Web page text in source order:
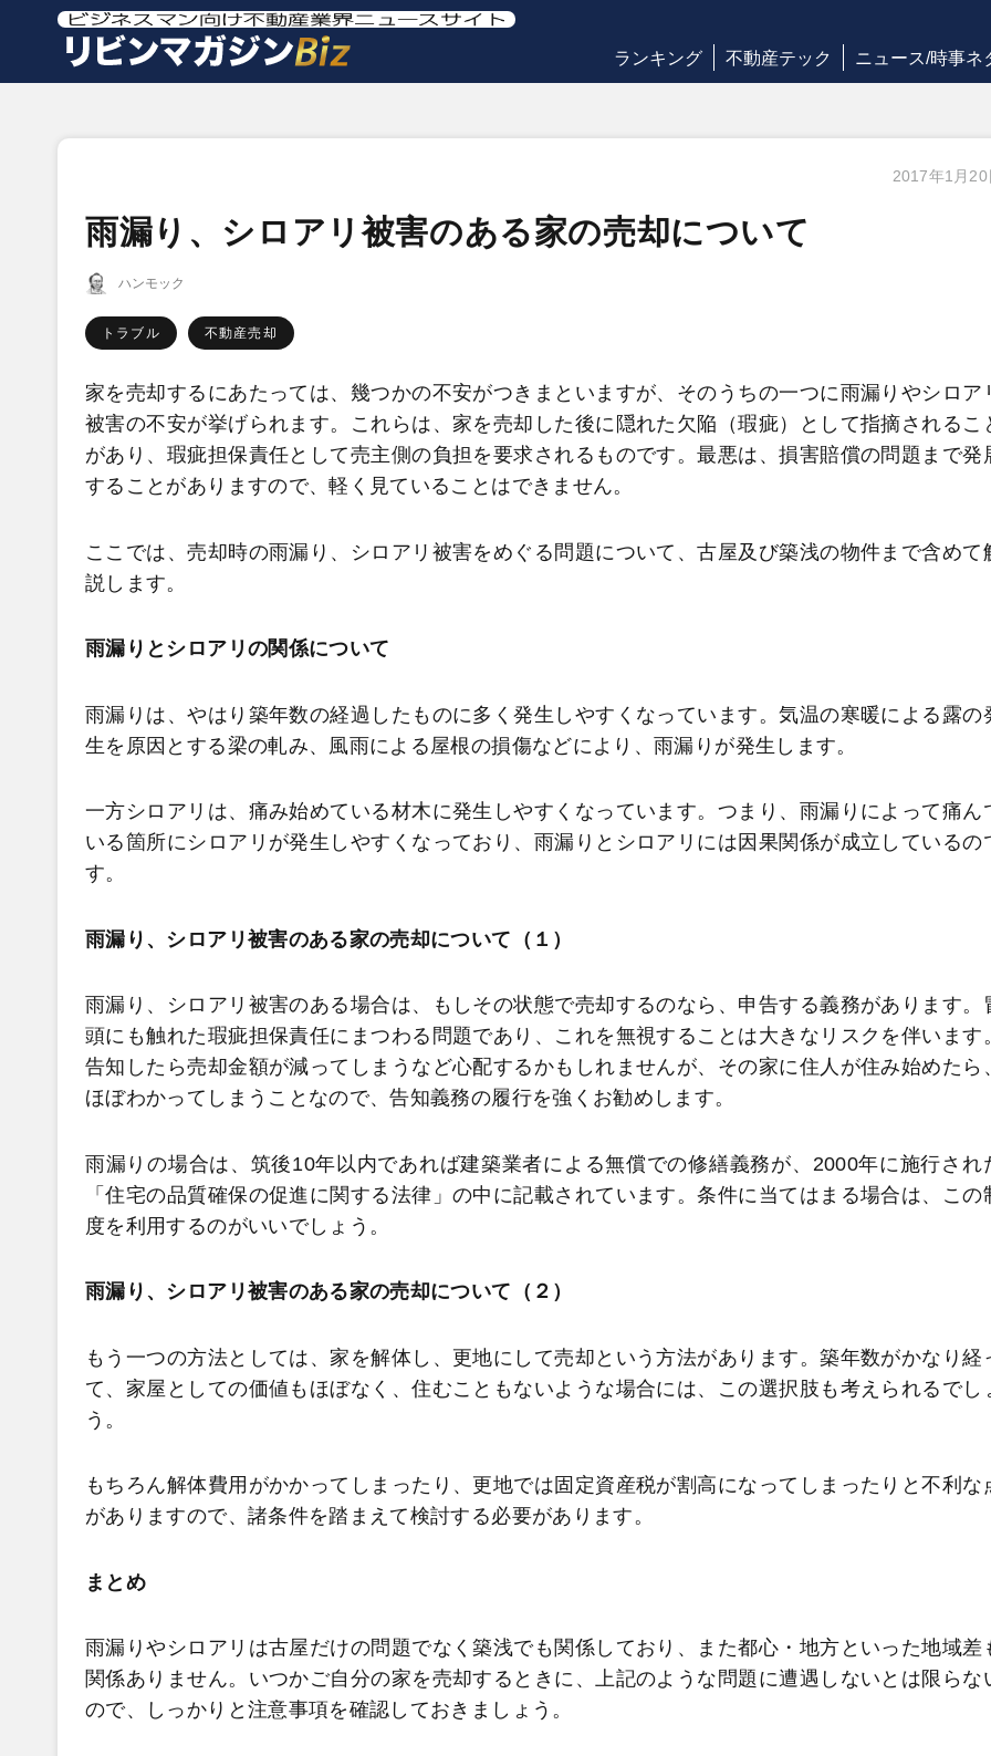
ランキング 不動産テック ニュース/時事ネ
2017年1月20
雨漏り、シロアリ被害のある家の売却について
ハンモック
トラブル 不動産売却
家を売却するにあたっては、幾つかの不安がつきまといますが、そのうちの一つに雨漏りやシロア
被害の不安が挙げられます。これらは、家を売却した後に隠れた欠陥（瑕疵）として指摘されるこ
があり、瑕疵担保責任として売主側の負担を要求されるものです。最悪は、損害賠償の問題まで発
することがありますので、軽く見ていることはできません。
ここでは、売却時の雨漏り、シロアリ被害をめぐる問題について、古屋及び築浅の物件まで含めて
説します。
雨漏りとシロアリの関係について
雨漏りは、やはり築年数の経過したものに多く発生しやすくなっています。気温の寒暖による露の
生を原因とする梁の軋み、風雨による屋根の損傷などにより、雨漏りが発生します。
一方シロアリは、痛み始めている材木に発生しやすくなっています。つまり、雨漏りによって痛ん
いる箇所にシロアリが発生しやすくなっており、雨漏りとシロアリには因果関係が成立しているの
す。
雨漏り、シロアリ被害のある家の売却について（１）
雨漏り、シロアリ被害のある場合は、もしその状態で売却するのなら、申告する義務があります。
頭にも触れた瑕疵担保責任にまつわる問題であり、これを無視することは大きなリスクを伴います
告知したら売却金額が減ってしまうなど心配するかもしれませんが、その家に住人が住み始めたら
ほぼわかってしまうことなので、告知義務の履行を強くお勧めします。
雨漏りの場合は、筑後10年以内であれば建築業者による無償での修繕義務が、2000年に施行され
「住宅の品質確保の促進に関する法律」の中に記載されています。条件に当てはまる場合は、この
度を利用するのがいいでしょう。
雨漏り、シロアリ被害のある家の売却について（２）
もう一つの方法としては、家を解体し、更地にして売却という方法があります。築年数がかなり経
て、家屋としての価値もほぼなく、住むこともないような場合には、この選択肢も考えられるでし
う。
もちろん解体費用がかかってしまったり、更地では固定資産税が割高になってしまったりと不利な
がありますので、諸条件を踏まえて検討する必要があります。
まとめ
雨漏りやシロアリは古屋だけの問題でなく築浅でも関係しており、また都心・地方といった地域差
関係ありません。いつかご自分の家を売却するときに、上記のような問題に遭遇しないとは限らな
ので、しっかりと注意事項を確認しておきましょう。